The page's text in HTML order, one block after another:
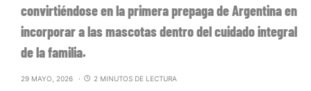
convirtiéndose en la primera prepaga de Argentina en
incorporar a las mascotas dentro del cuidado integral
de la familia.
29 MAYO, 2026 2 MINUTOS DE LECTURA